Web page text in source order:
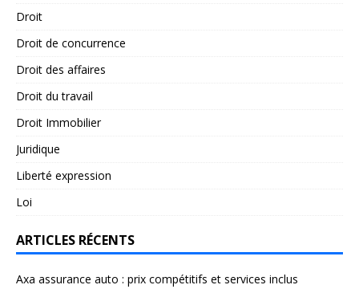
Droit
Droit de concurrence
Droit des affaires
Droit du travail
Droit Immobilier
Juridique
Liberté expression
Loi
ARTICLES RÉCENTS
Axa assurance auto : prix compétitifs et services inclus